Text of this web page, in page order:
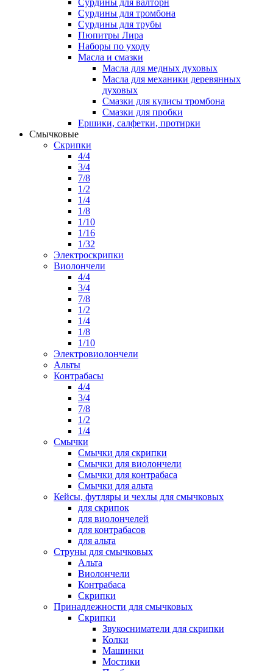
Сурдины для тромбона
Сурдины для трубы
Пюпитры Лира
Наборы по уходу
Масла и смазки
Масла для медных духовых
Масла для механики деревянных
духовых
Смазки для кулисы тромбона
Смазки для пробки
Ершики, салфетки, протирки
Смычковые
Скрипки
4/4
3/4
7/8
1/2
1/4
1/8
1/10
1/16
1/32
Электроскрипки
Виолончели
4/4
3/4
7/8
1/2
1/4
1/8
1/10
Электровиолончели
Альты
Контрабасы
4/4
3/4
7/8
1/2
1/4
Смычки
Смычки для скрипки
Смычки для виолончели
Смычки для контрабаса
Смычки для альта
Кейсы, футляры и чехлы для смычковых
для скрипок
для виолончелей
для контрабасов
для альта
Струны для смычковых
Альта
Виолончели
Контрабаса
Скрипки
Принадлежности для смычковых
Скрипки
Звукосниматели для скрипки
Колки
Машинки
Мостики